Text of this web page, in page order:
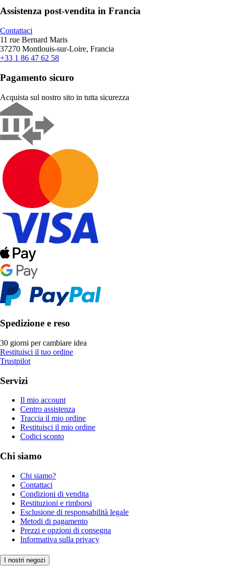
Assistenza post-vendita in Francia
Contattaci
11 rue Bernard Maris
37270 Montlouis-sur-Loire, Francia
+33 1 86 47 62 58
Pagamento sicuro
Acquista sul nostro sito in tutta sicurezza
Spedizione e reso
30 giorni per cambiare idea
Restituisci il tuo ordine
Trustpilot
Servizi
Il mio account
Centro assistenza
Traccia il mio ordine
Restituisci il mio ordine
Codici sconto
Chi siamo
Chi siamo?
Contattaci
Condizioni di vendita
Restituzioni e rimborsi
Esclusione di responsabilità legale
Metodi di pagamento
Prezzi e opzioni di consegna
Informativa sulla privacy
I nostri negozi